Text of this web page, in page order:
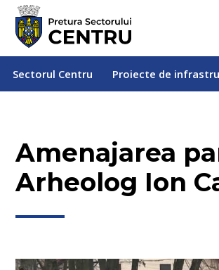
Sectorul Centru Proiecte de
Amenajarea
Arheolog Ion
Sectorul Centru Proiecte de